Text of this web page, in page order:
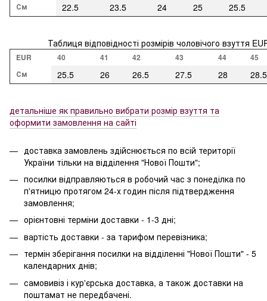
См
22.5 23.5 24 25 25.5
Таблиця відповідності розмірів чоловічого взуття
EUR 40 41 42 43 44
45
См
25.5 26 26.5 27.5 28
детальніше як правильно вибрати розмір взуття та
оформити замовлення на сайті
доставка замовлень здійснюється по всій території
України тільки на відділення "Нової Пошти";
посилки відправляються в робочий час з понеділка по
п'ятницю протягом 24-х годин після підтвердження
замовлення;
орієнтовні терміни доставки - 1-3 дні;
вартість доставки - за тарифом перевізника;
термін зберігання посилки на відділенні "Нової Пошти" - 5
календарних днів;
самовивіз і кур'єрська доставка, а також доставки на
поштамат не передбачені.